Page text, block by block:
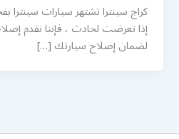
كراج سينترا تشتهر سيارات سينترا
إذا تعرضت لحادث ، فإننا نقدم
لضمان إصلاح سيارتك […]